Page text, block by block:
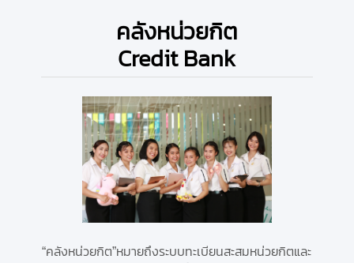
คลังหน่วยกิต
Credit Bank
“คลังหน่วยกิต”หมายถึงระบบทะเบียนสะสมหน่วยกิตและ